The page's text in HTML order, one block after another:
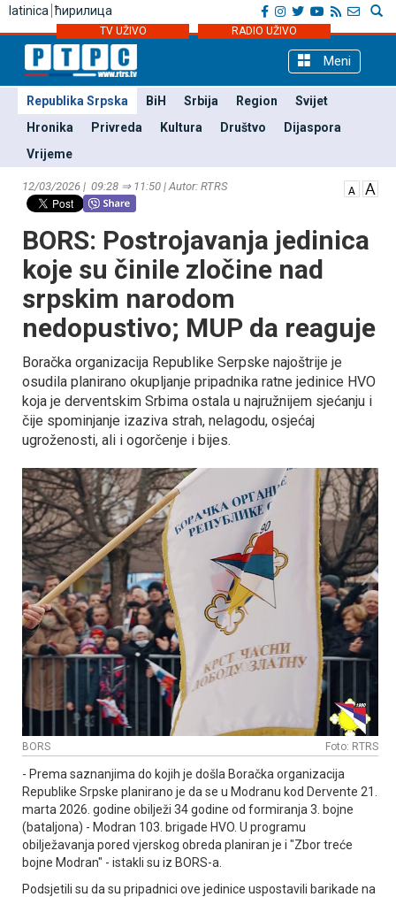
latinica ћирилица
TV UŽIVO RADIO UŽIVO
Meni
Republika Srpska BiH Srbija Region
Svijet
Hronika
Privreda Kultura Društvo
Dijaspora
Vrijeme
12/03/2026 | 09:28 ⇒ 11:50 | Autor: RTRS
BORS: Postrojavanja jedinica
koje su činile zločine nad
srpskim narodom
nedopustivo; MUP da reaguje
Boračka organizacija Republike Serpske najoštrije je
osudila planirano okupljanje pripadnika ratne jedinice HVO
koja je derventskim Srbima ostala u najružnijem sjećanju i
čije spominjanje izaziva strah, nelagodu, osjećaj
ugroženosti, ali i ogorčenje i bijes.
BORS Foto: RTRS
- Prema saznanjima do kojih je došla Boračka organizacija
Republike Srpske planirano je da se u Modranu kod Dervente 21.
marta 2026. godine obilježi 34 godine od formiranja 3. bojne
(bataljona) - Modran 103. brigade HVO. U programu
obilježavanja pored vjerskog obreda planiran je i "Zbor treće
bojne Modran" - istakli su iz BORS-a.
Podsjetili su da su pripadnici ove jedinice uspostavili barikade na